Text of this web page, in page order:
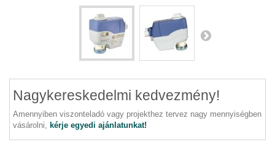
Nagykereskedelmi kedvezmény!
Amennyiben viszonteladó vagy projekthez tervez nagy mennyiségben
vásárolni, kérje egyedi ajánlatunkat!